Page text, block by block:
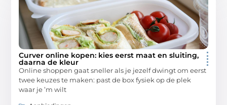
Curver online kopen: kies eerst maat en sluiting,
daarna de kleur
Online shoppen gaat sneller als je jezelf dwingt om eerst
twee keuzes te maken: past de box fysiek op de plek
waar je ’m wilt